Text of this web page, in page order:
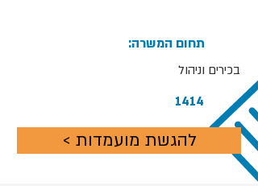
:תחום המשרה
בכירים וניהול
1414
< להגשת מועמדות